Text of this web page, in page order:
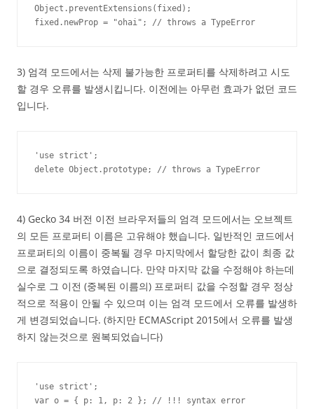
Object.preventExtensions(fixed);
fixed.newProp = "ohai"; // throws a TypeError
3) 엄격 모드에서는 삭제 불가능한 프로퍼티를 삭제하려고 시도
할 경우 오류를 발생시킵니다. 이전에는 아무런 효과가 없던 코드
입니다.
'use strict';
delete Object.prototype; // throws a TypeError
4) Gecko 34 버전 이전 브라우저들의 엄격 모드에서는 오브젝트
의 모든 프로퍼티 이름은 고유해야 했습니다. 일반적인 코드에서
프로퍼티의 이름이 중복될 경우 마지막에서 할당한 값이 최종 값
으로 결정되도록 하였습니다. 만약 마지막 값을 수정해야 하는데
실수로 그 이전 (중복된 이름의) 프로퍼티 값을 수정할 경우 정상
적으로 적용이 안될 수 있으며 이는 엄격 모드에서 오류를 발생하
게 변경되었습니다. (하지만 ECMAScript 2015에서 오류를 발생
하지 않는것으로 원복되었습니다)
'use strict';
var o = { p: 1, p: 2 }; // !!! syntax error